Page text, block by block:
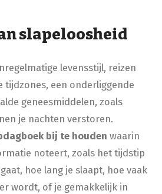
slapeloosheid
levensstijl, reizen
tijdzones, een onderliggende
geneesmiddelen, zoals
je nachten verstoren.
bij te houden waarin
noteert, zoals het tijdstip
hoe lang je slaapt, hoe vaak
wordt, of je gemakkelijk in